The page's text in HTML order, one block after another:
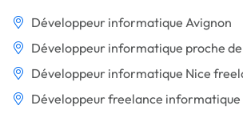
Développeur informatique Avignon
Développeur informatique proche
Développeur informatique Nice
Développeur freelance informatique